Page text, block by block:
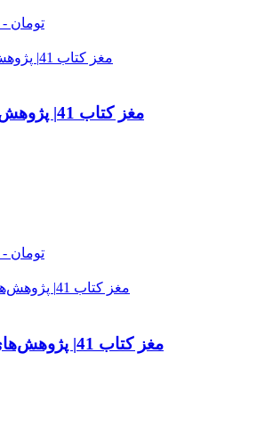
400,000 تومان -
مغز کتاب 41| پژوهش‌های فلسفی | آنلاین
500,000 تومان -
مغز کتاب 41| پژوهش‌های فلسفی | حضوری